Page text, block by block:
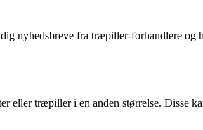
nyhedsbreve fra træpiller-forhandlere
træpiller i en anden størrelse. Disse